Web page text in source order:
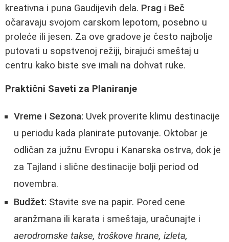
kreativna i puna Gaudijevih dela. Prag i Beč
očaravaju svojom carskom lepotom, posebno u
proleće ili jesen. Za ove gradove je često najbolje
putovati u sopstvenoj režiji, birajući smeštaj u
centru kako biste sve imali na dohvat ruke.
Praktični Saveti za Planiranje
Vreme i Sezona: Uvek proverite klimu destinacije
u periodu kada planirate putovanje. Oktobar je
odličan za južnu Evropu i Kanarska ostrva, dok je
za Tajland i slične destinacije bolji period od
novembra.
Budžet: Stavite sve na papir. Pored cene
aranžmana ili karata i smeštaja, uračunajte i
aerodromske takse, troškove hrane, izleta,